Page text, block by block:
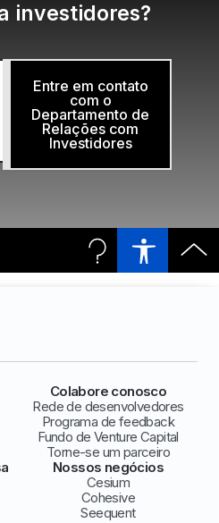
investidores?
Entre em contato
com o
Departamento de
Relações com
Investidores
Colabore conosco
Rede de desenvolvedores
Programa de feedback
Fundo de Venture Capital
Torne-se um parceiro
Nossos negócios
Cesium
Cohesive
Seequent